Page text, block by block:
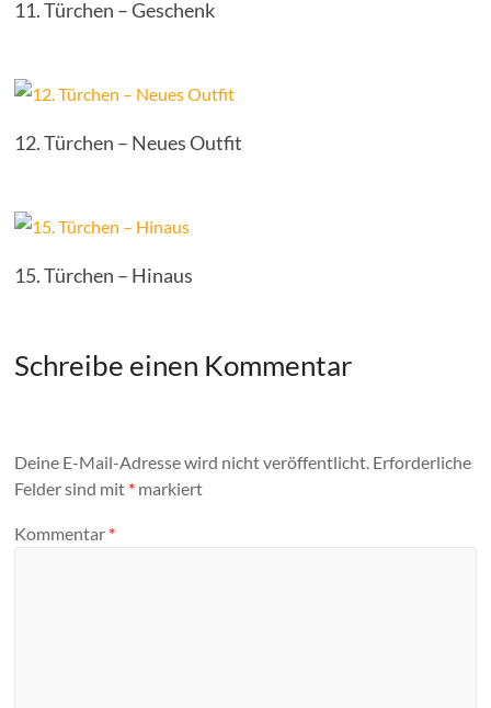
11. Türchen – Geschenk
12. Türchen – Neues Outfit
15. Türchen – Hinaus
Schreibe einen Kommentar
Deine E-Mail-Adresse wird nicht veröffentlicht. Erforderliche
Felder sind mit * markiert
Kommentar *